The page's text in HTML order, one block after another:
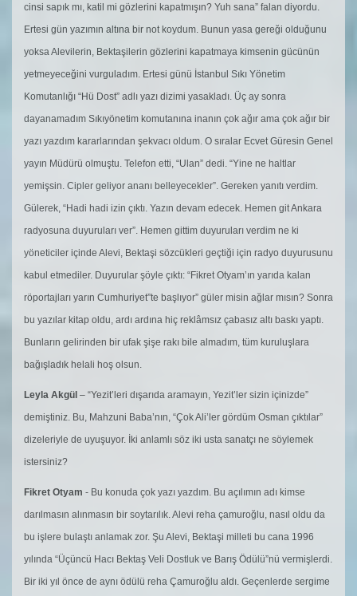
cinsi sapık mı, katil mi gözlerini kapatmışın? Yuh sana” falan diyordu.
Ertesi gün yazımın altına bir not koydum. Bunun yasa gereği olduğunu
yoksa Alevilerin, Bektaşilerin gözlerini kapatmaya kimsenin gücünün
yetmeyeceğini vurguladım. Ertesi günü İstanbul Sıkı Yönetim
Komutanlığı “Hü Dost” adlı yazı dizimi yasakladı. Üç ay sonra
dayanamadım Sıkıyönetim komutanına inanın çok ağır ama çok ağır bir
yazı yazdım kararlarından şekvacı oldum. O sıralar Ecvet Güresin Genel
yayın Müdürü olmuştu. Telefon etti, “Ulan” dedi. “Yine ne haltlar
yemişsin. Cipler geliyor ananı belleyecekler”. Gereken yanıtı verdim.
Gülerek, “Hadi hadi izin çıktı. Yazın devam edecek. Hemen git Ankara
radyosuna duyuruları ver”. Hemen gittim duyuruları verdim ne ki
yöneticiler içinde Alevi, Bektaşi sözcükleri geçtiği için radyo duyurusunu
kabul etmediler. Duyurular şöyle çıktı: “Fikret Otyam’ın yarıda kalan
röportajları yarın Cumhuriyet”te başlıyor” güler misin ağlar mısın? Sonra
bu yazılar kitap oldu, ardı ardına hiç reklâmsız çabasız altı baskı yaptı.
Bunların gelirinden bir ufak şişe rakı bile almadım, tüm kuruluşlara
bağışladık helali hoş olsun.
Leyla Akgül – “Yezit’leri dışarıda aramayın, Yezit’ler sizin içinizde”
demiştiniz. Bu, Mahzuni Baba’nın, “Çok Ali’ler gördüm Osman çıktılar”
dizeleriyle de uyuşuyor. İki anlamlı söz iki usta sanatçı ne söylemek
istersiniz?
Fikret Otyam - Bu konuda çok yazı yazdım. Bu açılımın adı kimse
darılmasın alınmasın bir soytarılık. Alevi reha çamuroğlu, nasıl oldu da
bu işlere bulaştı anlamak zor. Şu Alevi, Bektaşi milleti bu cana 1996
yılında “Üçüncü Hacı Bektaş Veli Dostluk ve Barış Ödülü”nü vermişlerdi.
Bir iki yıl önce de aynı ödülü reha Çamuroğlu aldı. Geçenlerde sergime